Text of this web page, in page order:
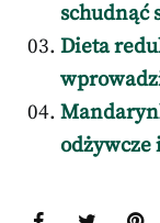
schudnąć
Dieta
odżywcze